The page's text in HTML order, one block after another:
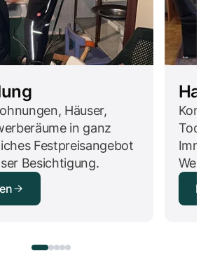
Häuser,
in ganz
Festpreisangebot
Besichtigung.